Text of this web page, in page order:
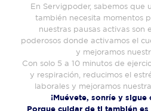
En Servigpoder, sabemos que
también necesita momentos
nuestras pausas activas son
poderosos donde activamos el
y mejoramos
Con solo 5 a 10 minutos de
y respiración, reducimos el
laborales y mejoramos
¡Muévete, sonríe y sigue
Porque cuidar de ti también